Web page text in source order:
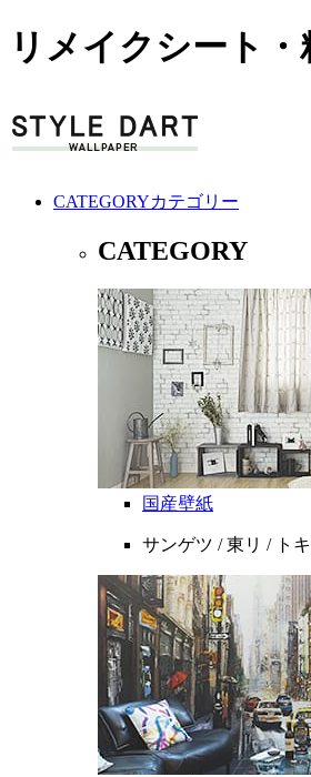
リメイクシート
CATEGORYカテゴリー
CATEGORY
国産壁紙
サンゲツ / 東リ / ト